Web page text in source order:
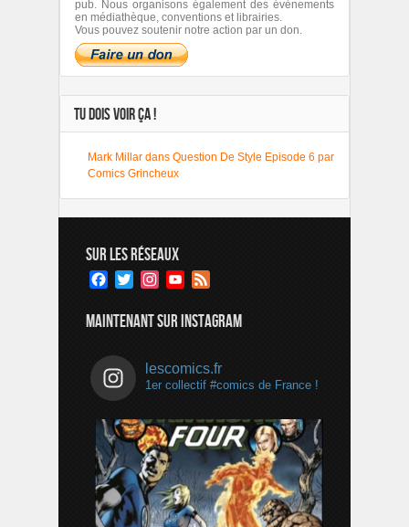
pub. Nous organisons également des événements
en médiathèque, conventions et librairies.
Vous pouvez soutenir notre action par un don.
TU DOIS VOIR ÇA !
Mark Millar dans Question De Style Episode 6 par
Comics Grincheux
SUR LES RÉSEAUX
Facebook
TwitterInstagramYouTube
MAINTENANT SUR INSTAGRAM
lescomics.fr
1er collectif #comics de France !